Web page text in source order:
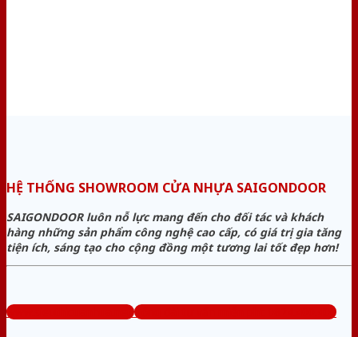
HỆ THỐNG SHOWROOM CỬA NHỰA SAIGONDOOR
SAIGONDOOR luôn nỗ lực mang đến cho đối tác và khách
hàng những sản phẩm công nghệ cao cấp, có giá trị gia tăng
tiện ích, sáng tạo cho cộng đồng một tương lai tốt đẹp hơn!
www.sieuthicuanhua.net Tổng đài tư vấn miễn phí: 0824.400.400